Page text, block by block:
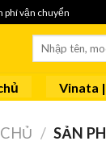
phí vận chuyển
Tìm
Vinata
/ SẢN